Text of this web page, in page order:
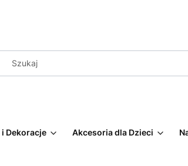
Dekoracje Akcesoria dla Dzieci